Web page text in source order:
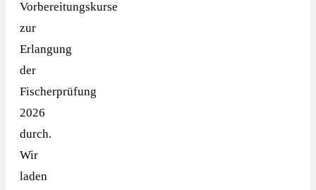
Vorbereitungskurse
zur
Erlangung
der
Fischerprüfung
2026
durch.
Wir
laden